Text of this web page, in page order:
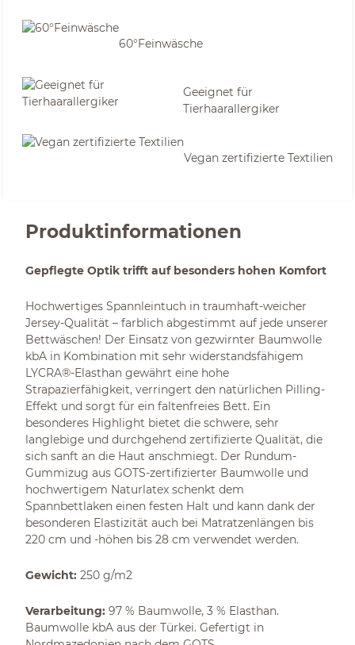
60°Feinwäsche
Geeignet für
Tierhaarallergiker
Vegan zertifizierte Textilien
Produktinformationen
Gepflegte Optik trifft auf besonders hohen Komfort
Hochwertiges Spannleintuch in traumhaft-weicher
Jersey-Qualität – farblich abgestimmt auf jede unserer
Bettwäschen! Der Einsatz von gezwirnter Baumwolle
kbA in Kombination mit sehr widerstandsfähigem
LYCRA®-Elasthan gewährt eine hohe
Strapazierfähigkeit, verringert den natürlichen Pilling-
Effekt und sorgt für ein faltenfreies Bett. Ein
besonderes Highlight bietet die schwere, sehr
langlebige und durchgehend zertifizierte Qualität, die
sich sanft an die Haut anschmiegt. Der Rundum-
Gummizug aus GOTS-zertifizierter Baumwolle und
hochwertigem Naturlatex schenkt dem
Spannbettlaken einen festen Halt und kann dank der
besonderen Elastizität auch bei Matratzenlängen bis
220 cm und -höhen bis 28 cm verwendet werden.
Gewicht: 250 g/m2
Verarbeitung: 97 % Baumwolle, 3 % Elasthan.
Baumwolle kbA aus der Türkei. Gefertigt in